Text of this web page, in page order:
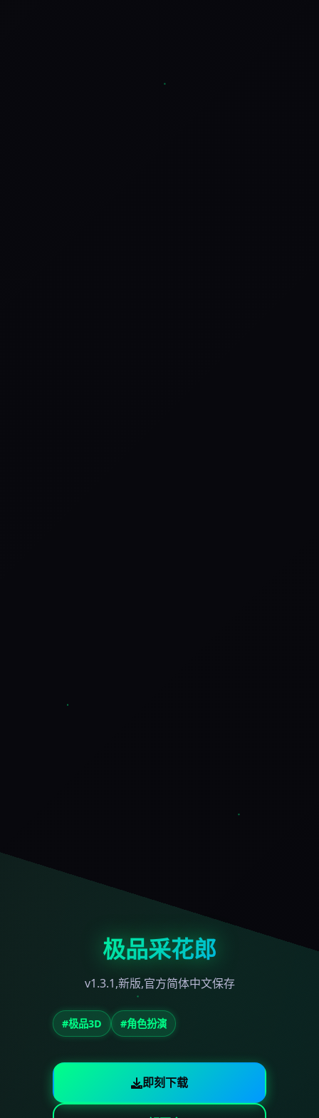
极品采花郎
v1.3.1,新版,官方简体中文保存
#极品3D #角色扮演
即刻下载